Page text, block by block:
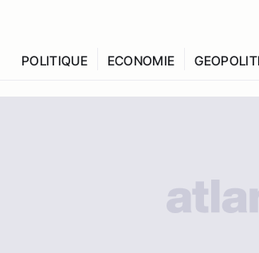
POLITIQUE ECONOMIE